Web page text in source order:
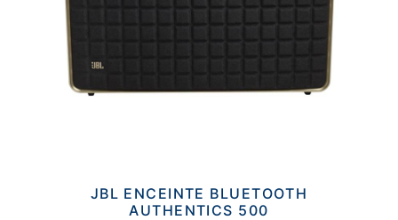
JBL ENCEINTE BLUETOOTH
AUTHENTICS 500